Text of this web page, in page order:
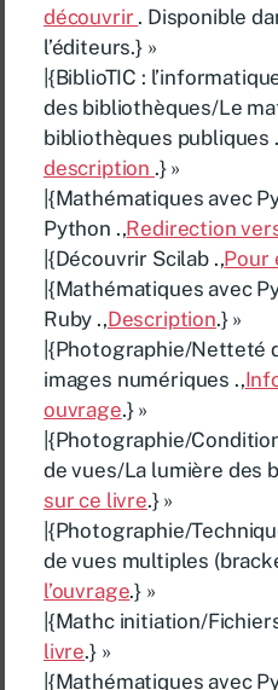
découvrir . Disponible
l’éditeurs.} »
|{BiblioTIC :
des bibliothèques/Le
bibliothèques publiques
description .} »
|{Mathématiques avec
Python .,Redirection
|{Découvrir Scilab .,Pour
|{Mathématiques avec
Ruby .,Description.} »
|{Photographie/Netteté
images numériques .,
ouvrage.} »
|{Photographie/
de vues/La lumière des
sur ce livre.} »
|{Photographie/
de vues multiples
l’ouvrage.} »
|{Mathc initiation/
livre.} »
|{Mathématiques avec